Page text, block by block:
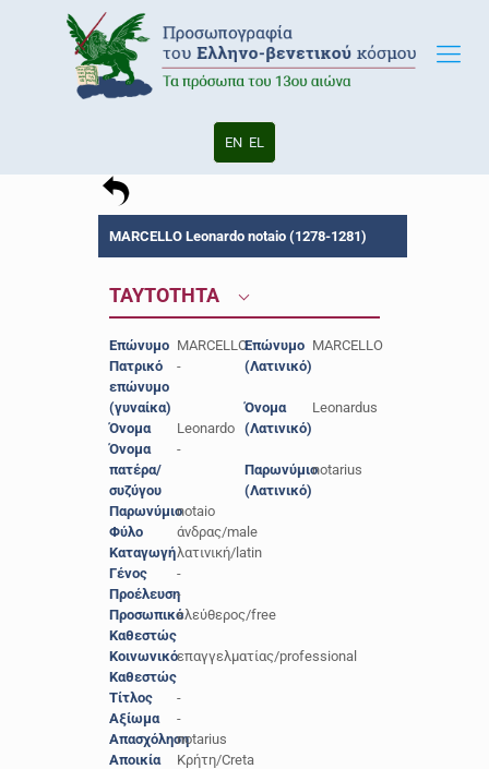
EN EL
MARCELLO Leonardo notaio (1278-1281)
ΤΑΥΤΟΤΗΤΑ
Επώνυμο MARCELLO
Πατρικό
επώνυμο
(γυναίκα)
-
Όνομα
Leonardo
Όνομα
πατέρα/
συζύγου
-
Παρωνύμιοnotaio
Φύλο
άνδρας/male
Καταγωγήλατινική/latin
Γένος
-
Προέλευση-
Προσωπικό
Καθεστώς
ελεύθερος/free
Κοινωνικό
Καθεστώς
επαγγελματίας/professional
Τίτλος
-
Αξίωμα
-
Απασχόλησηnotarius
Αποικία
Κρήτη/Creta
Επώνυμο
(Λατινικό)
MARCELLO
Όνομα
(Λατινικό)
Leonardus
Παρωνύμιο
(Λατινικό)
notarius